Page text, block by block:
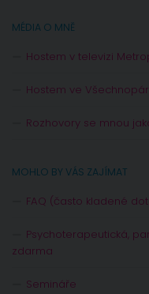
MÉDIA O MNĚ
Hostem v televizi
Hostem ve
Rozhovory se mnou
MOHLO BY VÁS ZAJÍMAT
FAQ (často kladené
Psychoterapeutická,
zdarma
Semináře